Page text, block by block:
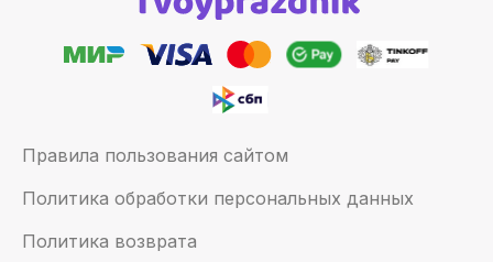
Правила пользования сайтом
Политика обработки персональных данных
Политика возврата